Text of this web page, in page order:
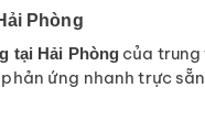
Phòng
tại Hải Phòng của trung
ứng nhanh trực